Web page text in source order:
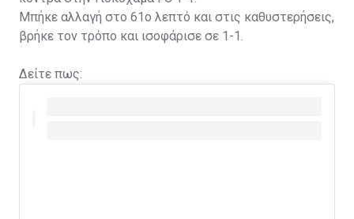
Μπήκε αλλαγή στο 61ο λεπτό και στις καθυστερήσεις,
βρήκε τον τρόπο και ισοφάρισε σε 1-1.
Δείτε πως: